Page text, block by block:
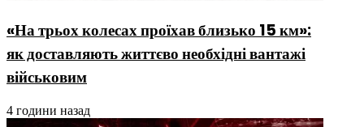
«На трьох колесах проїхав близько 15 км»:
як доставляють життєво необхідні вантажі
військовим
4 години назад